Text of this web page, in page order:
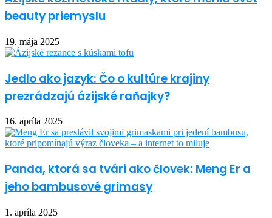
beauty priemyslu
19. mája 2025
Jedlo ako jazyk: Čo o kultúre krajiny
prezrádzajú ázijské raňajky?
16. apríla 2025
Panda, ktorá sa tvári ako človek: Meng Er a
jeho bambusové grimasy
1. apríla 2025